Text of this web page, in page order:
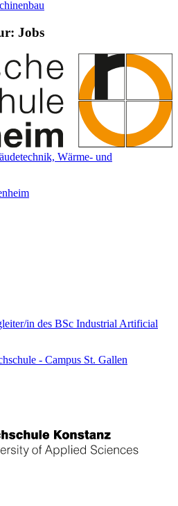
Jobs
Wärme- und
in des BSc Industrial Artificial
- Campus St. Gallen